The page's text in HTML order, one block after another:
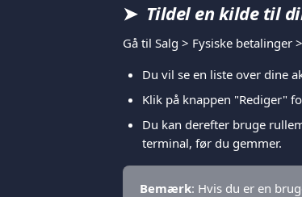
➤
Tildel en kilde
Gå til Salg > Fysiske
Du vil se en liste over dine
Klik på knappen "Rediger"
Du kan derefter bruge
terminal, før du gemmer.
Bemærk: Hvis du er en